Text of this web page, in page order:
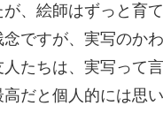
、絵師はずっと育
ですが、実写のか
たちは、実写って
だと個人的には思